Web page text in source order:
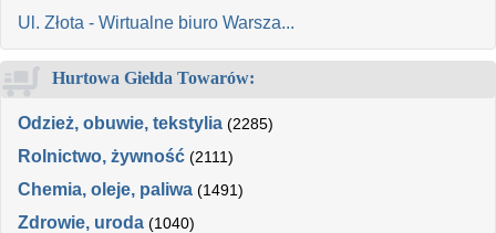
Ul. Złota - Wirtualne biuro Warsza...
Hurtowa Giełda Towarów:
Odzież, obuwie, tekstylia (2285)
Rolnictwo, żywność (2111)
Chemia, oleje, paliwa (1491)
Zdrowie, uroda (1040)